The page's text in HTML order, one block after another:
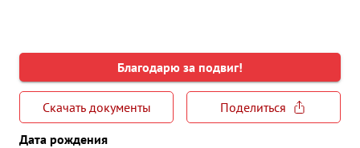
Благодарю за подвиг!
Скачать документы
Поделиться
Дата рождения